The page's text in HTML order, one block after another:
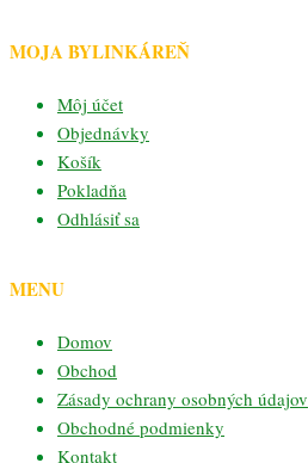
MOJA BYLINKÁREŇ
Môj účet
Objednávky
Košík
Pokladňa
Odhlásiť sa
MENU
Domov
Obchod
Zásady ochrany osobných údajov
Obchodné podmienky
Kontakt